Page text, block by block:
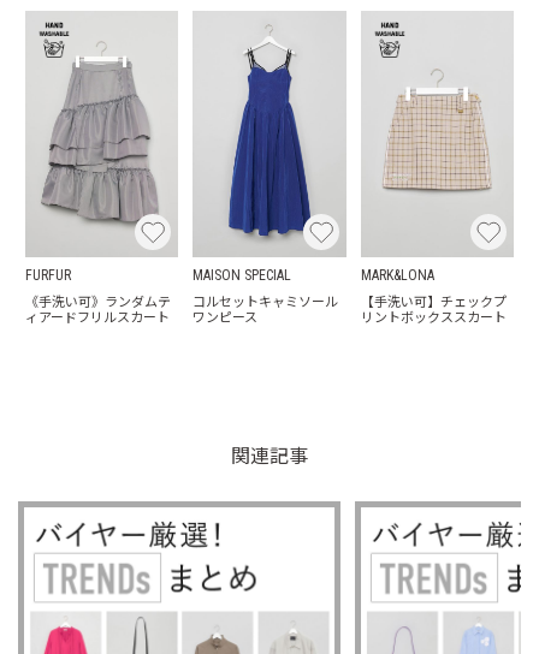
FURFUR
《手洗い可》ランダムテ
ィアードフリルスカート
MAISON SPECIAL
コルセットキャミソール
ワンピース
MARK&LONA
【手洗い可】チェックプ
リントボックススカート
関連記事